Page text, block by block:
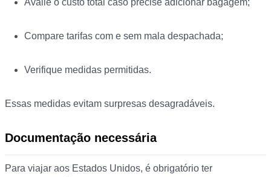
Avalie o custo total caso precise adicionar bagagem;
Compare tarifas com e sem mala despachada;
Verifique medidas permitidas.
Essas medidas evitam surpresas desagradáveis.
Documentação necessária
Para viajar aos Estados Unidos, é obrigatório ter